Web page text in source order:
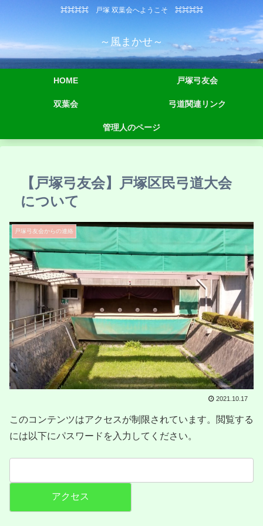
⌘⌘⌘⌘ 戸塚 双葉会へようこそ ⌘⌘⌘⌘
～風まかせ～
HOME 戸塚弓友会
双葉会 弓道関連リンク
管理人のページ
【戸塚弓友会】戸塚区民弓道大会
について
戸塚弓友会からの連絡
2021.10.17
このコンテンツはアクセスが制限されています。閲覧する
には以下にパスワードを入力してください。